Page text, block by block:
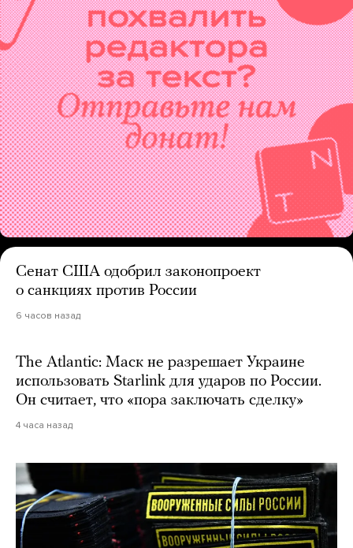
Сенат США одобрил законопроект
о санкциях против России
6 часов назад
The Atlantic: Маск не разрешает Украине
использовать Starlink для ударов по России.
Он считает, что «пора заключать сделку»
4 часа назад